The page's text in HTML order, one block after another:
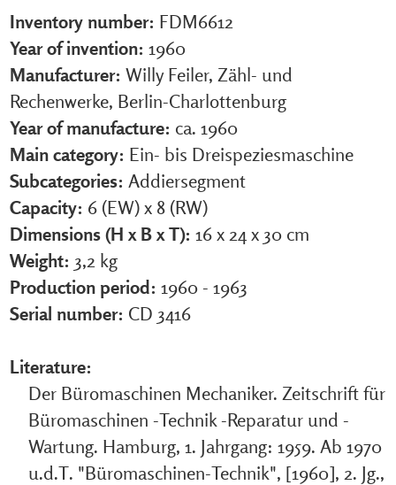
Inventory number: FDM6612
Year of invention: 1960
Manufacturer: Willy Feiler, Zähl- und
Rechenwerke, Berlin-Charlottenburg
Year of manufacture: ca. 1960
Main category: Ein- bis Dreispeziesmaschine
Subcategories: Addiersegment
Capacity: 6 (EW) x 8 (RW)
Dimensions (H x B x T): 16 x 24 x 30 cm
Weight: 3,2 kg
Production period: 1960 - 1963
Serial number: CD 3416
Literature:
Der Büromaschinen Mechaniker. Zeitschrift für
Büromaschinen -Technik -Reparatur und -
Wartung. Hamburg, 1. Jahrgang: 1959. Ab 1970
u.d.T. "Büromaschinen-Technik", [1960], 2. Jg.,